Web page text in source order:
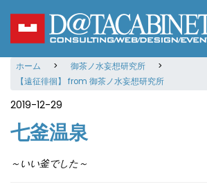
ホーム
御茶ノ水妄想研究所
【遠征徘徊】 from 御茶ノ水妄想研究所
2019-12-29
七釜温泉
～いい釜でした～